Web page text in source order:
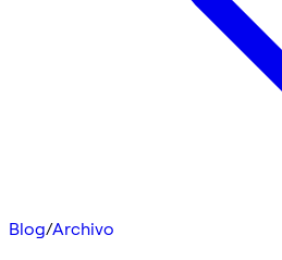
Blog/Archivo